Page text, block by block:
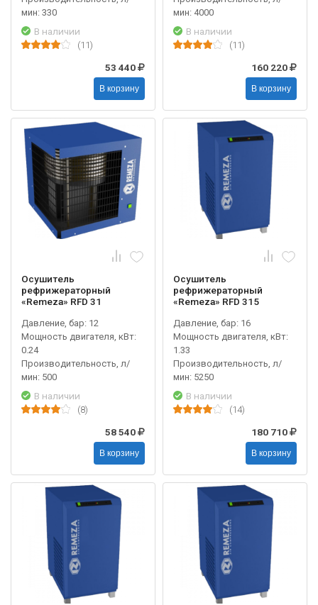
мин: 330
В наличии
(11)
53 440
В корзину
мин: 4000
В наличии
(11)
160 220
В корзину
Осушитель
рефрижераторный
«Remeza» RFD 31
Давление, бар: 12
Мощность двигателя, кВт:
0.24
Производительность, л/
мин: 500
В наличии
(8)
58 540
В корзину
Осушитель
рефрижераторный
«Remeza» RFD 315
Давление, бар: 16
Мощность двигателя, кВт:
1.33
Производительность, л/
мин: 5250
В наличии
(14)
180 710
В корзину